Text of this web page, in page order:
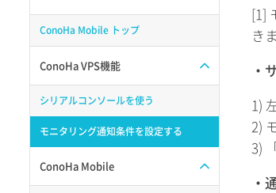
ConoHa Mobile トップ
ConoHa VPS機能
シリアルコンソールを使う
モニタリング通知条件を設定する
ConoHa Mobile
[1]
き
・
1)
2)
3)
・